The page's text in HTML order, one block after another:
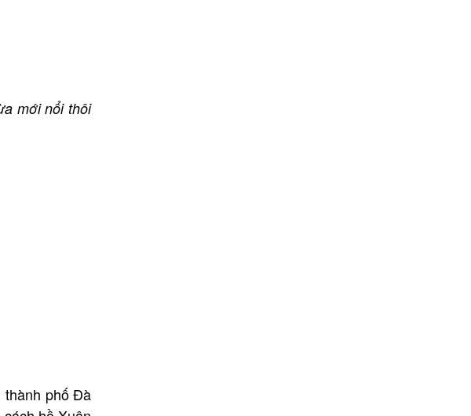
mới nổi thôi
thành phố Đà